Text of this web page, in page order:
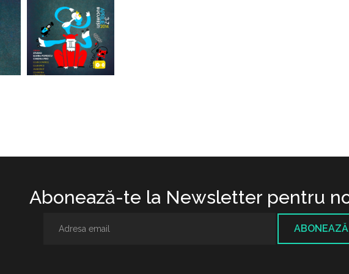
Abonează-te la Newsletter pentru